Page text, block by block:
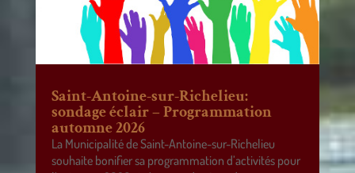
Saint-Antoine-sur-Richelieu:
sondage éclair – Programmation
automne 2026
La Municipalité de Saint-Antoine-sur-Richelieu
souhaite bonifier sa programmation d’activités pour